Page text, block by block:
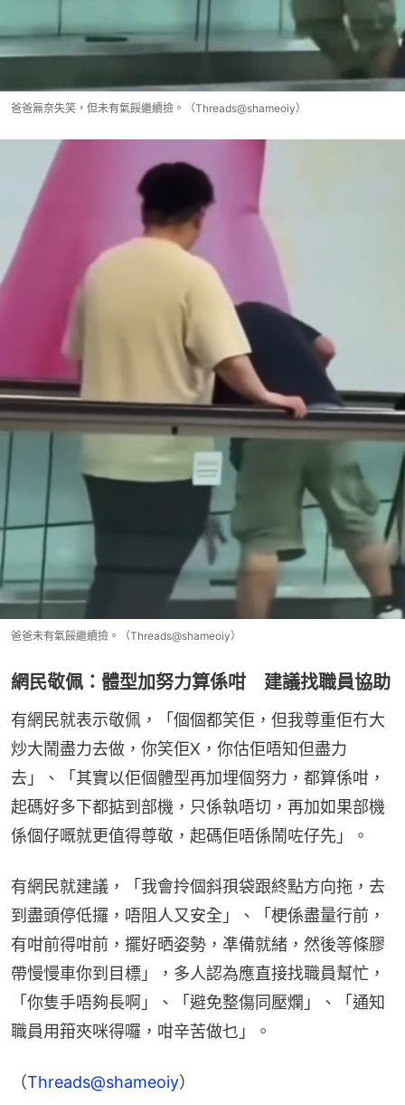
爸爸無奈失笑，但未有氣餒繼續撿。（Threads@shameoiy）
爸爸未有氣餒繼續撿。（Threads@shameoiy）
網民敬佩：體型加努力算係咁 建議找職員協助
有網民就表示敬佩，「個個都笑佢，但我尊重佢冇大
炒大鬧盡力去做，你笑佢X，你估佢唔知但盡力
去」、「其實以佢個體型再加埋個努力，都算係咁，
起碼好多下都掂到部機，只係執唔切，再加如果部機
係個仔嘅就更值得尊敬，起碼佢唔係鬧咗仔先」。
有網民就建議，「我會拎個斜孭袋跟終點方向拖，去
到盡頭停低攞，唔阻人又安全」、「梗係盡量行前，
有咁前得咁前，擺好晒姿勢，凖備就緒，然後等條膠
帶慢慢車你到目標」，多人認為應直接找職員幫忙，
「你隻手唔夠長啊」、「避免整傷同壓爛」、「通知
職員用箝夾咪得囉，咁辛苦做乜」。
（Threads@shameoiy）